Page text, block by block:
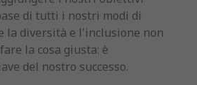
di tutti i nostri modi di
la diversità e l'inclusione non
la cosa giusta: è
del nostro successo.